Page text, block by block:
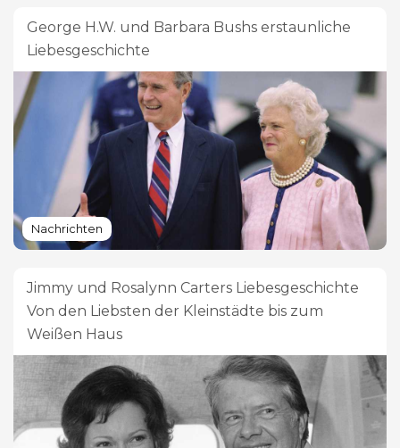
George H.W. und Barbara Bushs erstaunliche
Liebesgeschichte
Nachrichten
Jimmy und Rosalynn Carters Liebesgeschichte
Von den Liebsten der Kleinstädte bis zum
Weißen Haus